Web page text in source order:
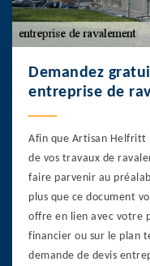
Demandez
entreprise de
Afin que Artisan Helfritt
de vos travaux de
faire parvenir au
plus que ce document
offre en lien avec votre
financier ou sur le plan
demande de devis